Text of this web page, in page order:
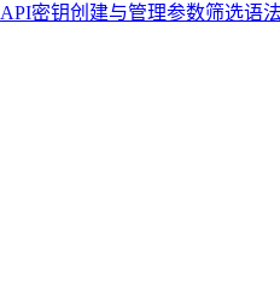
API密钥创建与管理参数筛选语